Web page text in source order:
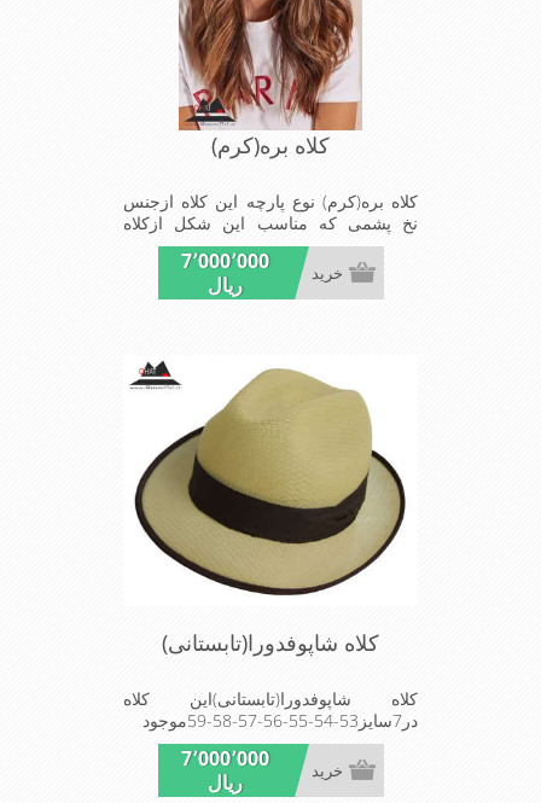
کلاه بره(کرم)
کلاه بره(کرم) نوع پارچه این کلاه ازجنس
نخ پشمی که مناسب این شکل ازکلاه
است شیک و مناسب افراد خوش پوش
جنس عالی,بافتی مناسب,سبکی, خوش
فرمی از دیگر خصوصیات این کلاه بره می
7٬000٬000
ریال
خرید
کلاه شاپوفدورا(تابستانی)
کلاه شاپوفدورا(تابستانی)این کلاه
در7سایز53-54-55-56-57-58-59موجود
است این کلاه تک وعالی برای مهمانی
7٬000٬000
ریال
خرید